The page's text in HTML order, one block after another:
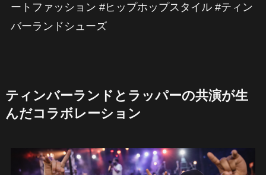
ートファッション #ヒップホップスタイル #ティン
バーランドシューズ
ティンバーランドとラッパーの共演が生
んだコラボレーション